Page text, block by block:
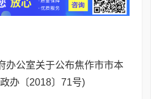
办公室关于公布焦作市市本
办〔2018〕71号)